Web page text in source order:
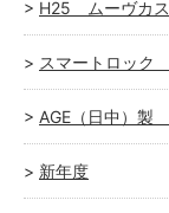
H25 ムーヴカ
スマートロック
AGE（日中）
新年度